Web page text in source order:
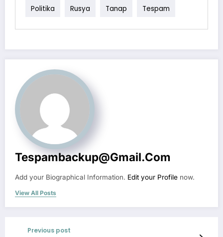
Politika Rusya Tanap Tespam
Tespambackup@gmail.com
Add your Biographical Information. Edit your Profile now.
View All Posts
Previous post